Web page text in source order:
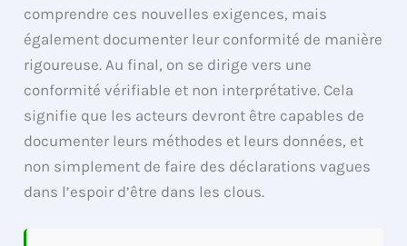
comprendre ces nouvelles exigences, mais
également documenter leur conformité de manière
rigoureuse. Au final, on se dirige vers une
conformité vérifiable et non interprétative. Cela
signifie que les acteurs devront être capables de
documenter leurs méthodes et leurs données, et
non simplement de faire des déclarations vagues
dans l’espoir d’être dans les clous.